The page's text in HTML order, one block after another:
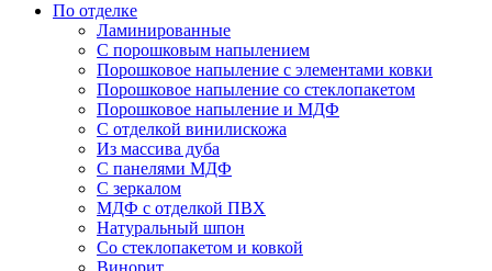
По отделке
Ламинированные
С порошковым напылением
Порошковое напыление с элементами ковки
Порошковое напыление со стеклопакетом
Порошковое напыление и МДФ
С отделкой винилискожа
Из массива дуба
С панелями МДФ
С зеркалом
МДФ с отделкой ПВХ
Натуральный шпон
Со стеклопакетом и ковкой